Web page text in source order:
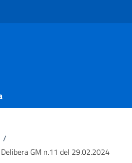
/
GM n.11 del 29.02.2024